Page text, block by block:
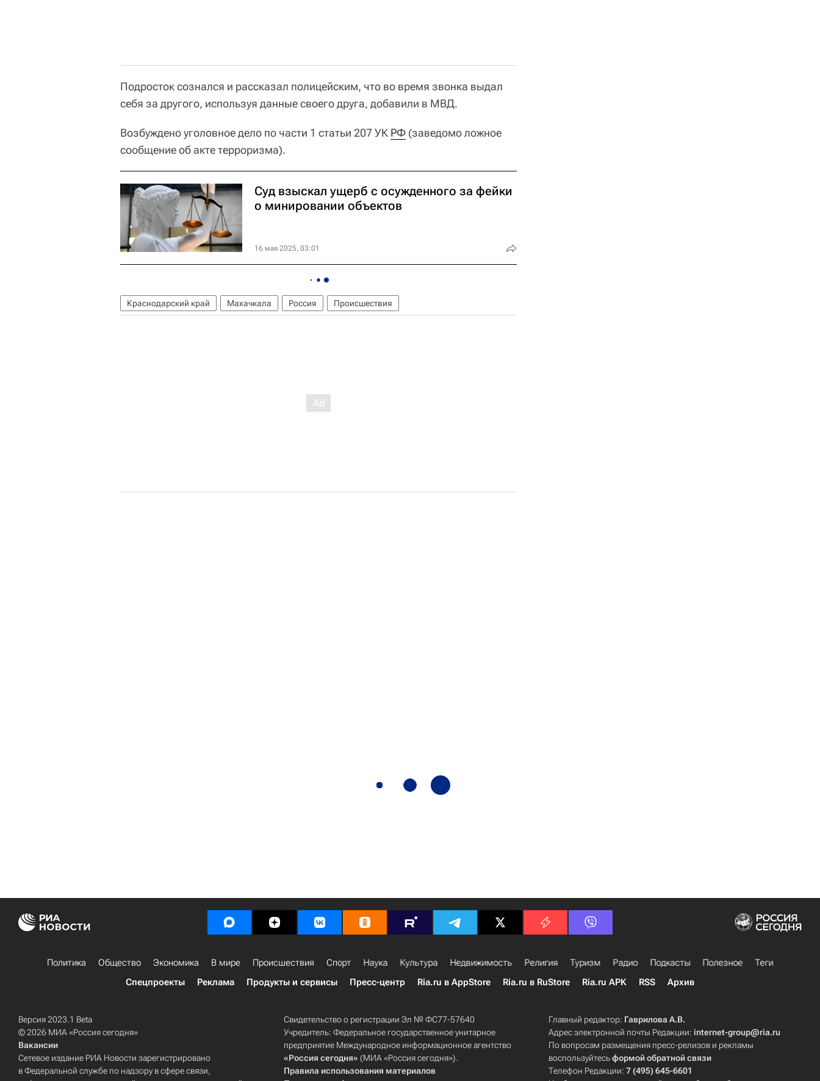
Подросток сознался и рассказал полицейским, что во время звонка выдал
себя за другого, используя данные своего друга, добавили в МВД.
Возбуждено уголовное дело по части 1 статьи 207 УК РФ (заведомо ложное
сообщение об акте терроризма).
Суд взыскал ущерб с осужденного за фейки
о минировании объектов
16 мая 2025, 03:01
Краснодарский край Махачкала Россия Происшествия
Политика Общество Экономика В мире Происшествия Спорт Наука Культура Недвижимость Религия Туризм Радио Подкасты Полезное
Теги
Спецпроекты
Реклама Продукты и сервисы Пресс-центр Ria.ru в AppStore Ria.ru в RuStore Ria.ru APK RSS Архив
Версия 2023.1 Beta
© 2026 МИА «Россия сегодня»
Вакансии
Сетевое издание РИА Новости зарегистрировано
в Федеральной службе по надзору в сфере связи,
Свидетельство о регистрации Эл № ФС77-57640
Учредитель: Федеральное государственное унитарное
предприятие Международное информационное агентство
«Россия сегодня» (МИА «Россия сегодня»).
Правила использования материалов
Главный редактор: Гаврилова А.В.
Адрес электронной почты Редакции:internet-group@ria.ru
По вопросам размещения пресс-релизов и рекламы
воспользуйтесьформой обратной связи
Телефон Редакции:7 (495) 645-6601